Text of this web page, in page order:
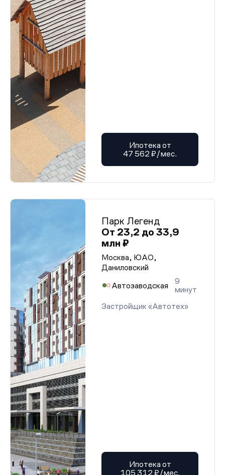
Ипотека от
47 562 ₽/мес.
Парк Легенд
От 23,2 до 33,9
млн ₽
Москва, ЮАО,
Даниловский
Автозаводская
9
минут
Застройщик «Автотех»
Ипотека от
105 312 ₽/мес.